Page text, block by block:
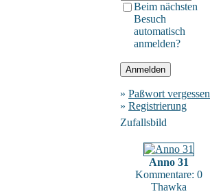
Beim nächsten
Besuch
automatisch
anmelden?
» Paßwort vergessen
» Registrierung
Zufallsbild
Anno 31
Kommentare: 0
Thawka